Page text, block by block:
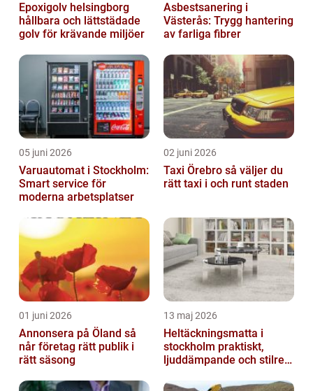
Epoxigolv helsingborg
hållbara och lättstädade
golv för krävande miljöer
Asbestsanering i
Västerås: Trygg hantering
av farliga fibrer
05 juni 2026
Varuautomat i Stockholm:
Smart service för
moderna arbetsplatser
02 juni 2026
Taxi Örebro så väljer du
rätt taxi i och runt staden
01 juni 2026
Annonsera på Öland så
når företag rätt publik i
rätt säsong
13 maj 2026
Heltäckningsmatta i
stockholm praktiskt,
ljuddämpande och stilrent